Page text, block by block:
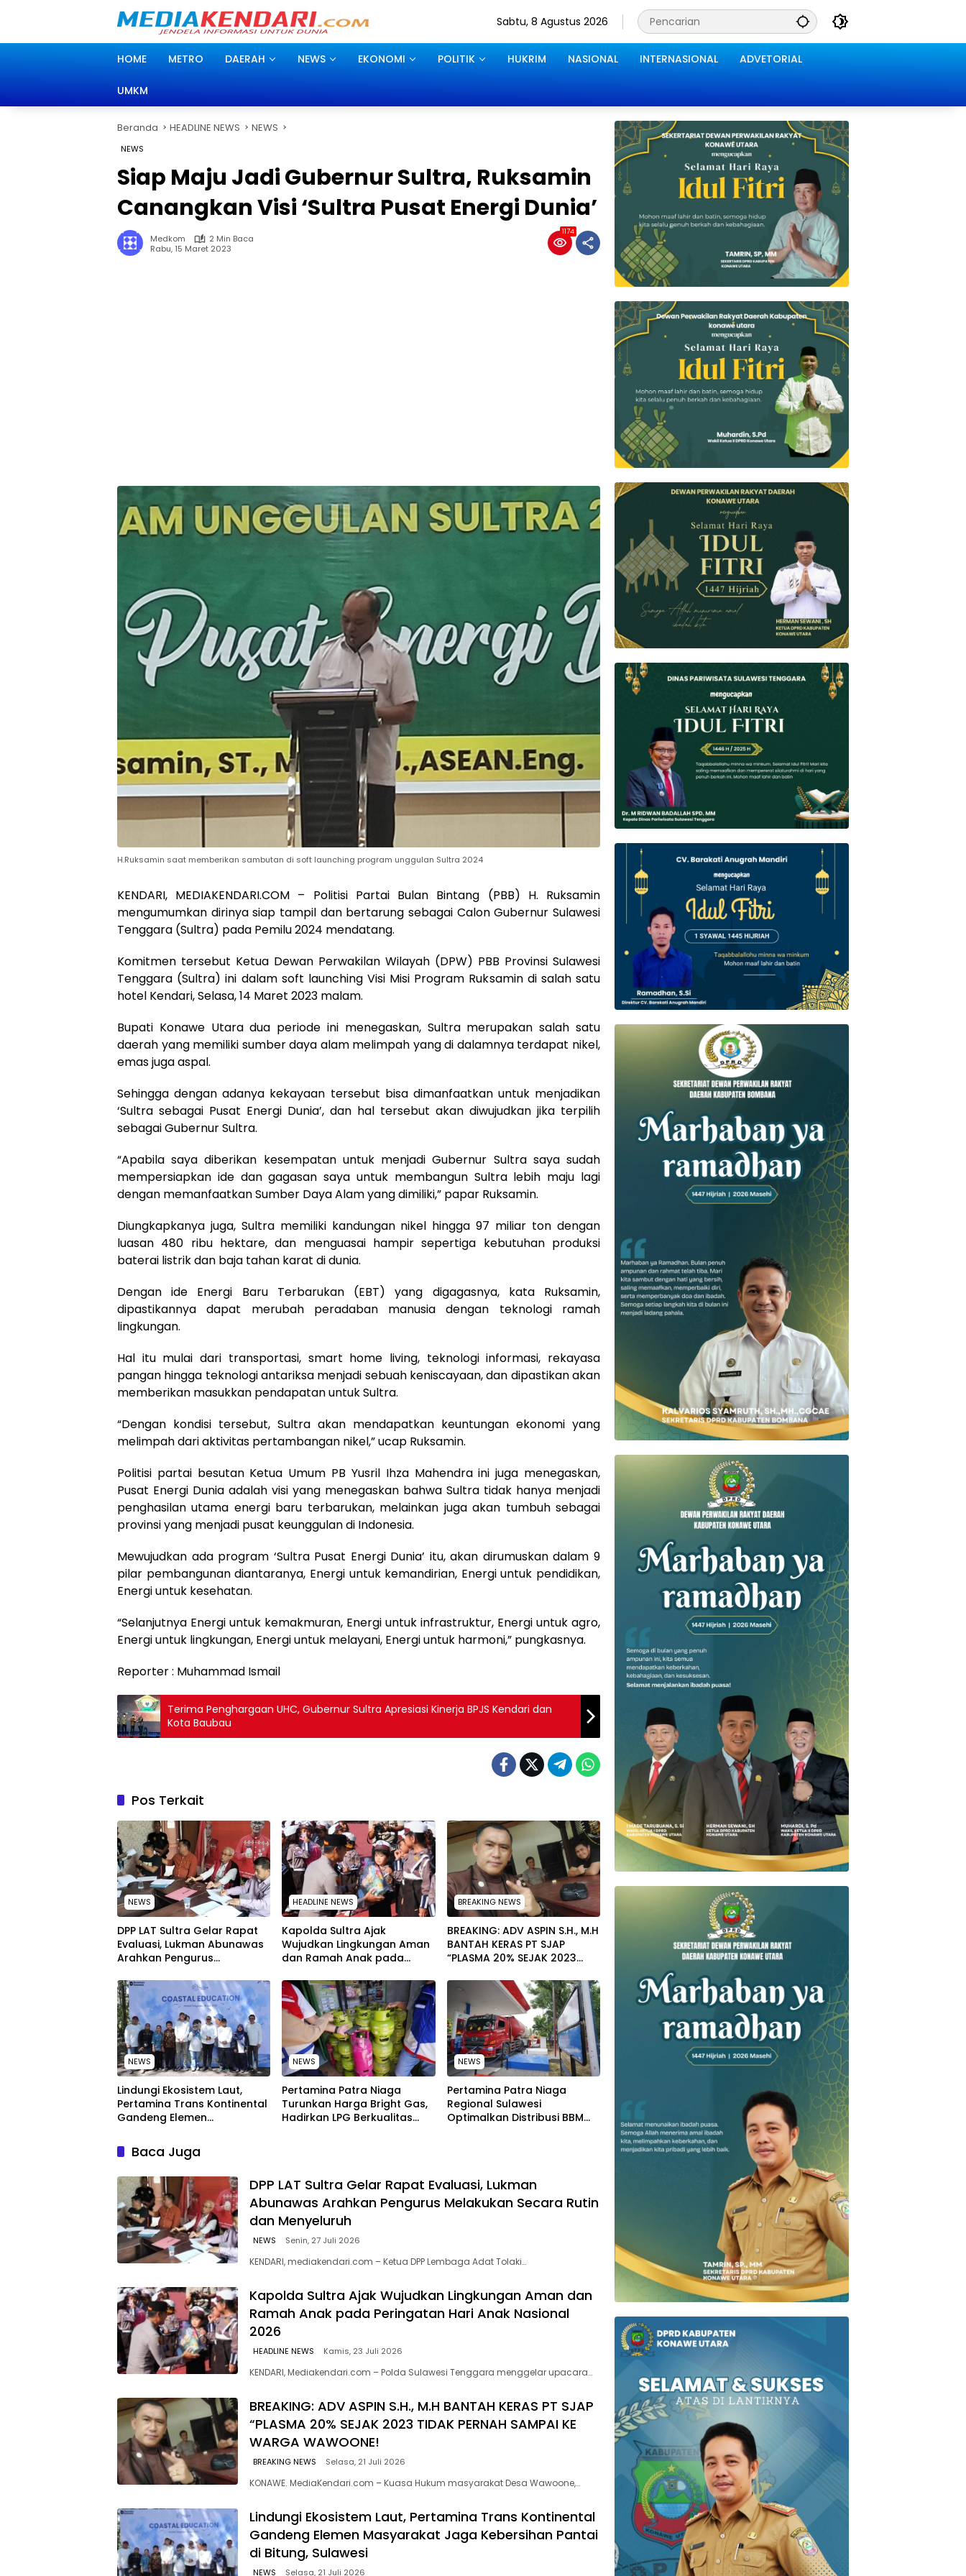
Sabtu, 8 Agustus 2026
HOME METRO DAERAH NEWS EKONOMI POLITIK HUKRIM NASIONAL INTERNASIONAL ADVETORIAL
UMKM
Beranda HEADLINE NEWS NEWS
NEWS
Siap Maju Jadi Gubernur Sultra, Ruksamin
Canangkan Visi ‘Sultra Pusat Energi Dunia’
Medkom
2 Min Baca
Rabu, 15 Maret 2023
1174
H.Ruksamin saat memberikan sambutan di soft launching program unggulan Sultra 2024
KENDARI, MEDIAKENDARI.COM – Politisi Partai Bulan Bintang (PBB) H. Ruksamin
mengumumkan dirinya siap tampil dan bertarung sebagai Calon Gubernur Sulawesi
Tenggara (Sultra) pada Pemilu 2024 mendatang.
Komitmen tersebut Ketua Dewan Perwakilan Wilayah (DPW) PBB Provinsi Sulawesi
Tenggara (Sultra) ini dalam soft launching Visi Misi Program Ruksamin di salah satu
hotel Kendari, Selasa, 14 Maret 2023 malam.
Bupati Konawe Utara dua periode ini menegaskan, Sultra merupakan salah satu
daerah yang memiliki sumber daya alam melimpah yang di dalamnya terdapat nikel,
emas juga aspal.
Sehingga dengan adanya kekayaan tersebut bisa dimanfaatkan untuk menjadikan
‘Sultra sebagai Pusat Energi Dunia’, dan hal tersebut akan diwujudkan jika terpilih
sebagai Gubernur Sultra.
“Apabila saya diberikan kesempatan untuk menjadi Gubernur Sultra saya sudah
mempersiapkan ide dan gagasan saya untuk membangun Sultra lebih maju lagi
dengan memanfaatkan Sumber Daya Alam yang dimiliki,” papar Ruksamin.
Diungkapkanya juga, Sultra memiliki kandungan nikel hingga 97 miliar ton dengan
luasan 480 ribu hektare, dan menguasai hampir sepertiga kebutuhan produksi
baterai listrik dan baja tahan karat di dunia.
Dengan ide Energi Baru Terbarukan (EBT) yang digagasnya, kata Ruksamin,
dipastikannya dapat merubah peradaban manusia dengan teknologi ramah
lingkungan.
Hal itu mulai dari transportasi, smart home living, teknologi informasi, rekayasa
pangan hingga teknologi antariksa menjadi sebuah keniscayaan, dan dipastikan akan
memberikan masukkan pendapatan untuk Sultra.
“Dengan kondisi tersebut, Sultra akan mendapatkan keuntungan ekonomi yang
melimpah dari aktivitas pertambangan nikel,” ucap Ruksamin.
Politisi partai besutan Ketua Umum PB Yusril Ihza Mahendra ini juga menegaskan,
Pusat Energi Dunia adalah visi yang menegaskan bahwa Sultra tidak hanya menjadi
penghasilan utama energi baru terbarukan, melainkan juga akan tumbuh sebagai
provinsi yang menjadi pusat keunggulan di Indonesia.
Mewujudkan ada program ‘Sultra Pusat Energi Dunia’ itu, akan dirumuskan dalam 9
pilar pembangunan diantaranya, Energi untuk kemandirian, Energi untuk pendidikan,
Energi untuk kesehatan.
“Selanjutnya Energi untuk kemakmuran, Energi untuk infrastruktur, Energi untuk agro,
Energi untuk lingkungan, Energi untuk melayani, Energi untuk harmoni,” pungkasnya.
Reporter : Muhammad Ismail
Terima Penghargaan UHC, Gubernur Sultra Apresiasi Kinerja BPJS Kendari dan
Kota Baubau
Pos Terkait
NEWS
‎DPP LAT Sultra Gelar Rapat
Evaluasi, Lukman Abunawas
Arahkan Pengurus
Menyeluruh
HEADLINE NEWS
Kapolda Sultra Ajak
Wujudkan Lingkungan Aman
dan Ramah Anak pada
Nasional 2026
BREAKING NEWS
BREAKING: ADV ASPIN S.H., M.H
BANTAH KERAS PT SJAP
“PLASMA 20% SEJAK 2023
WARGA WAWOONE!
NEWS
Lindungi Ekosistem Laut,
Pertamina Trans Kontinental
Gandeng Elemen
Kebersihan Pantai di Bitung,
Sulawesi
NEWS
Pertamina Patra Niaga
Turunkan Harga Bright Gas,
Hadirkan LPG Berkualitas
NEWS
Pertamina Patra Niaga
Regional Sulawesi
Optimalkan Distribusi BBM
Baca Juga
‎DPP LAT Sultra Gelar Rapat Evaluasi, Lukman
Abunawas Arahkan Pengurus Melakukan Secara Rutin
dan Menyeluruh
NEWS Senin, 27 Juli 2026
KENDARI, mediakendari.com – Ketua DPP Lembaga Adat Tolaki…
Kapolda Sultra Ajak Wujudkan Lingkungan Aman dan
Ramah Anak pada Peringatan Hari Anak Nasional
2026
HEADLINE NEWS Kamis, 23 Juli 2026
KENDARI, Mediakendari.com – Polda Sulawesi Tenggara menggelar upacara…
BREAKING: ADV ASPIN S.H., M.H BANTAH KERAS PT SJAP
“PLASMA 20% SEJAK 2023 TIDAK PERNAH SAMPAI KE
WARGA WAWOONE!
BREAKING NEWS Selasa, 21 Juli 2026
KONAWE. MediaKendari.com – Kuasa Hukum masyarakat Desa Wawoone,…
Lindungi Ekosistem Laut, Pertamina Trans Kontinental
Gandeng Elemen Masyarakat Jaga Kebersihan Pantai
di Bitung, Sulawesi
NEWS Selasa, 21 Juli 2026